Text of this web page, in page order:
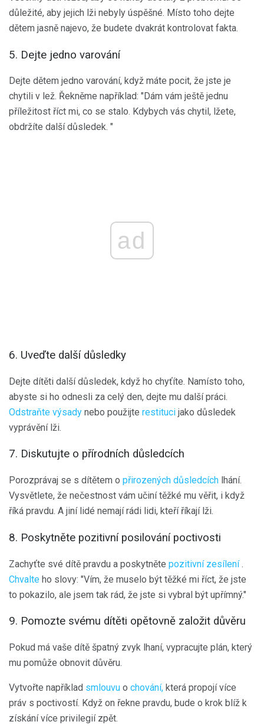
důležité, aby jejich lži nebyly úspěšné. Místo toho dejte
dětem jasně najevo, že budete dvakrát kontrolovat fakta.
5. Dejte jedno varování
Dejte dětem jedno varování, když máte pocit, že jste je
chytili v lež. Řekněme například: "Dám vám ještě jednu
příležitost říct mi, co se stalo. Kdybych vás chytil, lžete,
obdržíte další důsledek. "
ad
6. Uveďte další důsledky
Dejte dítěti další důsledek, když ho chyťíte. Namísto toho,
abyste si ho odnesli za celý den, dejte mu další práci.
Odstraňte výsady nebo použijte restituci jako důsledek
vyprávění lži.
7. Diskutujte o přírodních důsledcích
Porozprávaj se s dítětem o přirozených důsledcích lhání.
Vysvětlete, že nečestnost vám učiní těžké mu věřit, i když
říká pravdu. A jiní lidé nemají rádi lidi, kteří říkají lži.
8. Poskytněte pozitivní posilování poctivosti
Zachyťte své dítě pravdu a poskytněte pozitivní zesílení.
Chvalte ho slovy: "Vím, že muselo být těžké mi říct, že jste
to pokazilo, ale jsem tak rád, že jste si vybral být upřímný."
9. Pomozte svému dítěti opětovně založit důvěru
Pokud má vaše dítě špatný zvyk lhaní, vypracujte plán, který
mu pomůže obnovit důvěru.
Vytvořte například smlouvu o chování, která propojí více
práv s poctivostí. Když on řekne pravdu, bude o krok blíž k
získání více privilegií zpět.